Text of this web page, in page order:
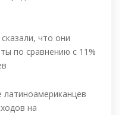
что они
по сравнению с 11%
на